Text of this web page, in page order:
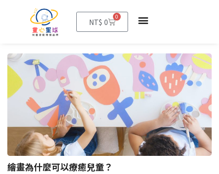
NT$ 0
0
購
物
繪畫為什麼可以療癒兒童？